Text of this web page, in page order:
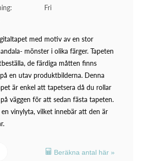
Fri
med motiv av en stor
mönster i olika färger. Tapeten
de färdiga måtten finns
en utav produktbilderna. Denna
är enkel att tapetsera då du rollar
väggen för att sedan fästa tapeten.
vinylyta, vilket innebär att den är
Beräkna antal här »